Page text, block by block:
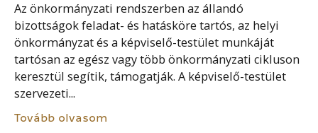
Az önkormányzati rendszerben az állandó
bizottságok feladat- és hatásköre tartós, az helyi
önkormányzat és a képviselő-testület munkáját
tartósan az egész vagy több önkormányzati cikluson
keresztül segítik, támogatják. A képviselő-testület
szervezeti...
Tovább olvasom